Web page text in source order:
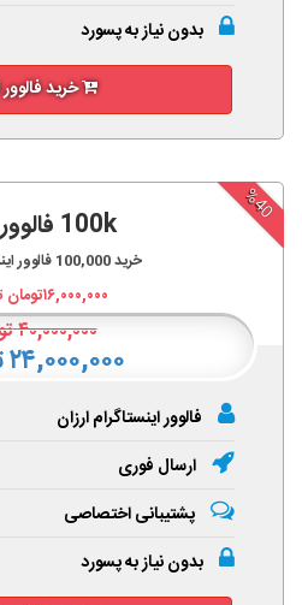
بدون نیاز به پسورد
خرید فالوور
%40
100k فالوور ارزان
خرید100,000 فالوور
۱۶,۰۰۰,۰۰۰
۴۰,۰۰۰,۰۰۰
۲۴,۰۰۰,۰۰۰ تومان
فالوور اینستاگرام ارزان
ارسال فوری
پشتیبانی اختصاصی
بدون نیاز به پسورد